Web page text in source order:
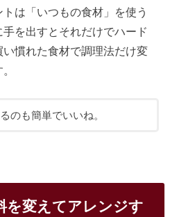
は「いつもの食材」を使う
を出すとそれだけでハード
慣れた食材で調理法だけ変
のも簡単でいいね。
を変えてアレンジす